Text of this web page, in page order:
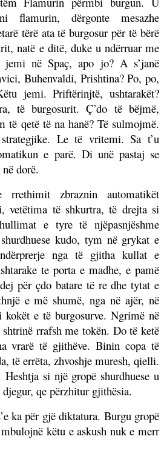
flamurin, dërgonte mesazhe
tërë ata të burgosur për të bërë
natë e ditë, duke u ndërruar me
jemi në Spaç, apo jo? A s’janë
Buhenvaldi, Prishtina? Po, po,
jemi. Priftërinjtë, ushtarakët?
të burgosurit. Ç’do të bëjmë,
të qetë të na hanë? Të sulmojmë.
Le të vritemi. Sa t’u
e parë. Di unë pastaj se
dorë.
zbraznin automatikët
vetëtima të shkurtra, të drejta si
e tyre të njëpasnjëshme
kudo, tym në grykat e
nga të gjitha kullat e
te porta e madhe, e pamë
për çdo batare të re dhe tytat e
e më shumë, nga në ajër, në
e të burgosurve. Ngrimë në
rrafsh me tokën. Do të ketë
vrarë të gjithëve. Binin copa të
të errëta, zhvoshje muresh, qielli.
si një gropë shurdhuese u
qe përzhitur gjithësia.
ka për gjë diktatura. Burgu gropë
këtu e askush nuk e merr